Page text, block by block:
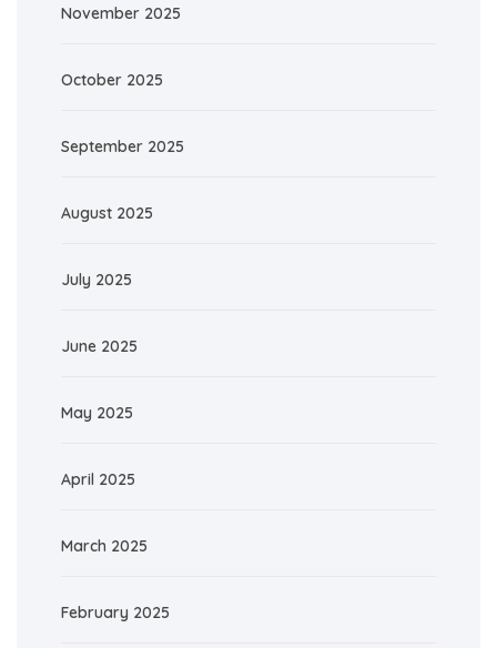
November 2025
October 2025
September 2025
August 2025
July 2025
June 2025
May 2025
April 2025
March 2025
February 2025